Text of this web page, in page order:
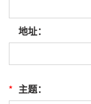
地址：
* 主题：